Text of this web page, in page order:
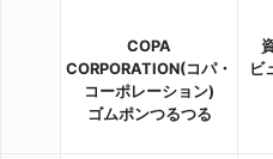
COPA
CORPORATION(コパ・
コーポレーション)
ゴムポンつるつる
ビ